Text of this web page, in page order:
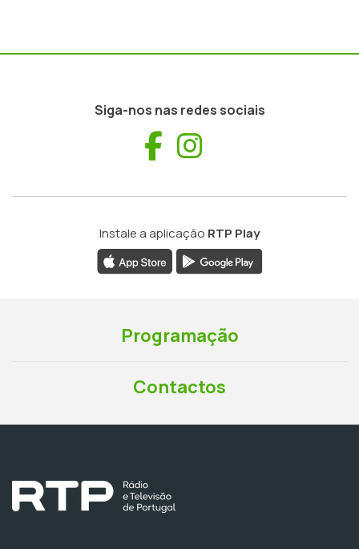
Siga-nos nas redes sociais
Facebook
Instale a aplicação RTP Play
Programação
Contactos